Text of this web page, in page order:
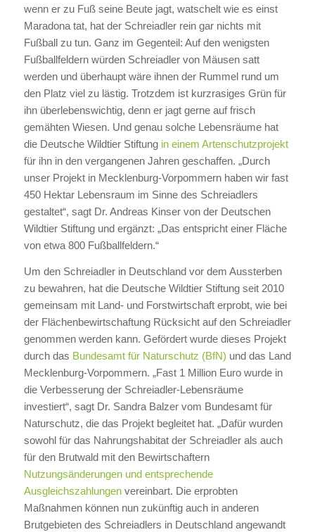
wenn er zu Fuß seine Beute jagt, watschelt wie es einst
Maradona tat, hat der Schreiadler rein gar nichts mit
Fußball zu tun. Ganz im Gegenteil: Auf den wenigsten
Fußballfeldern würden Schreiadler von Mäusen satt
werden und überhaupt wäre ihnen der Rummel rund um
den Platz viel zu lästig. Trotzdem ist kurzrasiges Grün für
ihn überlebenswichtig, denn er jagt gerne auf frisch
gemähten Wiesen. Und genau solche Lebensräume hat
die Deutsche Wildtier Stiftungin einem Artenschutzprojekt
für ihn in den vergangenen Jahren geschaffen. „Durch
unser Projekt in Mecklenburg-Vorpommern haben wir fast
450 Hektar Lebensraum im Sinne des Schreiadlers
gestaltet“, sagt Dr. Andreas Kinser von der Deutschen
Wildtier Stiftung und ergänzt: „Das entspricht einer Fläche
von etwa 800 Fußballfeldern.“
Um den Schreiadler in Deutschland vor dem Aussterben
zu bewahren, hat die Deutsche Wildtier Stiftung seit 2010
gemeinsam mit Land- und Forstwirtschaft erprobt, wie bei
der Flächenbewirtschaftung Rücksicht auf den Schreiadler
genommen werden kann. Gefördert wurde dieses Projekt
durch das Bundesamt für Naturschutz (BfN) und das Land
Mecklenburg-Vorpommern. „Fast 1 Million Euro wurde in
die Verbesserung der Schreiadler-Lebensräume
investiert“, sagt Dr. Sandra Balzer vom Bundesamt für
Naturschutz, die das Projekt begleitet hat. „Dafür wurden
sowohl für das Nahrungshabitat der Schreiadler als auch
für den Brutwald mit den Bewirtschaftern
Nutzungsänderungen und entsprechende
Ausgleichszahlungenvereinbart. Die erprobten
Maßnahmen können nun zukünftig auch in anderen
Brutgebieten des Schreiadlers in Deutschland angewandt